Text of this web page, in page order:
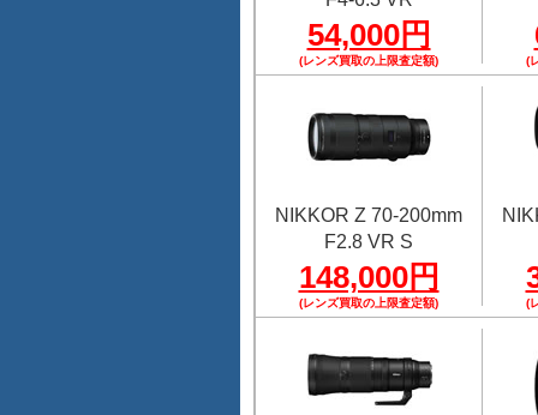
54,000円
(レンズ買取の上限査定額) (
NIKKOR Z 70-200mm
F2.8 VR S
148,000円
(レンズ買取の上限査定額) (